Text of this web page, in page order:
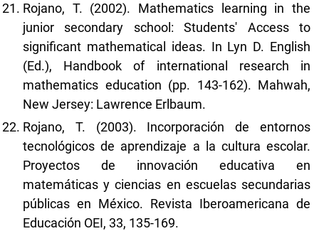
Rojano, T. (2002). Mathematics learning in the
junior secondary school: Students' Access to
significant mathematical ideas. In Lyn D. English
(Ed.), Handbook of international research in
mathematics education (pp. 143-162). Mahwah,
New Jersey: Lawrence Erlbaum.
Rojano, T. (2003). Incorporación de entornos
tecnológicos de aprendizaje a la cultura escolar.
Proyectos de innovación educativa en
matemáticas y ciencias en escuelas secundarias
públicas en México. Revista Iberoamericana de
Educación OEI, 33, 135-169.